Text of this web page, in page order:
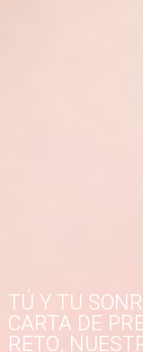
TÚ Y TU
CARTA DE
RETO,